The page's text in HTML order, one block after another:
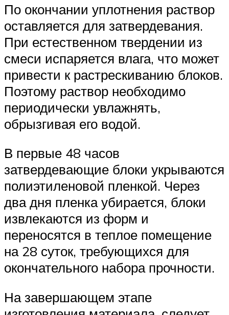
По окончании уплотнения раствор
оставляется для затвердевания.
При естественном твердении из
смеси испаряется влага, что может
привести к растрескиванию блоков.
Поэтому раствор необходимо
периодически увлажнять,
обрызгивая его водой.
В первые 48 часов
затвердевающие блоки укрываются
полиэтиленовой пленкой. Через
два дня пленка убирается, блоки
извлекаются из форм и
переносятся в теплое помещение
на 28 суток, требующихся для
окончательного набора прочности.
На завершающем этапе